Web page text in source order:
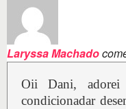
Laryssa Machado
Oii Dani,
condicionadar